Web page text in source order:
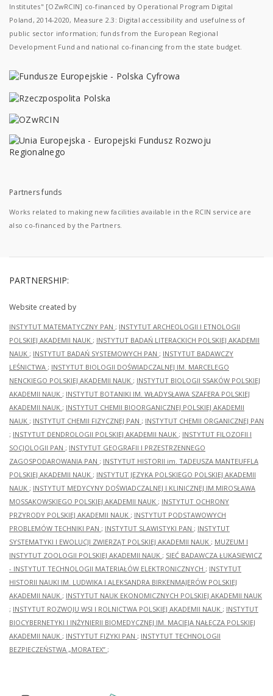
Institutes" [OZwRCIN] co-financed by Operational Program Digital
Poland, 2014-2020, Measure 2.3: Digital accessibility and usefulness of
public sector information; funds from the European Regional
Development Fund and national co-financing from the state budget.
Partners funds
Works related to making new facilities available in the RCIN service are
also co-financed by the Partners.
PARTNERSHIP:
Website created by
INSTYTUT MATEMATYCZNY PAN ; INSTYTUT ARCHEOLOGII I ETNOLOGII
POLSKIEJ AKADEMII NAUK ; INSTYTUT BADAŃ LITERACKICH POLSKIEJ AKADEMII
NAUK ; INSTYTUT BADAŃ SYSTEMOWYCH PAN ; INSTYTUT BADAWCZY
LEŚNICTWA ; INSTYTUT BIOLOGII DOŚWIADCZALNEJ IM. MARCELEGO
NENCKIEGO POLSKIEJ AKADEMII NAUK ; INSTYTUT BIOLOGII SSAKÓW POLSKIEJ
AKADEMII NAUK ; INSTYTUT BOTANIKI IM. WŁADYSŁAWA SZAFERA POLSKIEJ
AKADEMII NAUK ; INSTYTUT CHEMII BIOORGANICZNEJ POLSKIEJ AKADEMII
NAUK ; INSTYTUT CHEMII FIZYCZNEJ PAN ; INSTYTUT CHEMII ORGANICZNEJ PAN
; INSTYTUT DENDROLOGII POLSKIEJ AKADEMII NAUK ; INSTYTUT FILOZOFII I
SOCJOLOGII PAN ; INSTYTUT GEOGRAFII I PRZESTRZENNEGO
ZAGOSPODAROWANIA PAN ; INSTYTUT HISTORII im. TADEUSZA MANTEUFFLA
POLSKIEJ AKADEMII NAUK ; INSTYTUT JĘZYKA POLSKIEGO POLSKIEJ AKADEMII
NAUK ; INSTYTUT MEDYCYNY DOŚWIADCZALNEJ I KLINICZNEJ IM.MIROSŁAWA
MOSSAKOWSKIEGO POLSKIEJ AKADEMII NAUK ; INSTYTUT OCHRONY
PRZYRODY POLSKIEJ AKADEMII NAUK ; INSTYTUT PODSTAWOWYCH
PROBLEMÓW TECHNIKI PAN ; INSTYTUT SLAWISTYKI PAN ; INSTYTUT
SYSTEMATYKI I EWOLUCJI ZWIERZĄT POLSKIEJ AKADEMII NAUK ; MUZEUM I
INSTYTUT ZOOLOGII POLSKIEJ AKADEMII NAUK ; SIEĆ BADAWCZA ŁUKASIEWICZ
- INSTYTUT TECHNOLOGII MATERIAŁÓW ELEKTRONICZNYCH ; INSTYTUT
HISTORII NAUKI IM. LUDWIKA I ALEKSANDRA BIRKENMAJERÓW POLSKIEJ
AKADEMII NAUK ; INSTYTUT NAUK EKONOMICZNYCH POLSKIEJ AKADEMII NAUK
; INSTYTUT ROZWOJU WSI I ROLNICTWA POLSKIEJ AKADEMII NAUK ; INSTYTUT
BIOCYBERNETYKI I INŻYNIERII BIOMEDYCZNEJ IM. MACIEJA NAŁĘCZA POLSKIEJ
AKADEMII NAUK ; INSTYTUT FIZYKI PAN ; INSTYTUT TECHNOLOGII
BEZPIECZEŃSTWA „MORATEX” ;